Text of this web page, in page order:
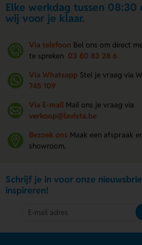
Elke werkdag tussen 08:30
wij voor je klaar.
Via telefoon Bel ons om direct
te spreken 03 80 83 28 6
Via Whatsapp Stel je vraag via
745 109
Via E-mail Mail ons je vraag via
verkoop@lavista.be
Bezoek ons Maak een afspraak
showroom.
Schrijf je in voor onze
inspireren!